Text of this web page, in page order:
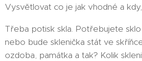
Vysvětlovat co je jak vhodné a
Třeba potisk skla. Potřebujete
nebo bude sklenička stát ve
ozdoba, památka a tak? Kolik